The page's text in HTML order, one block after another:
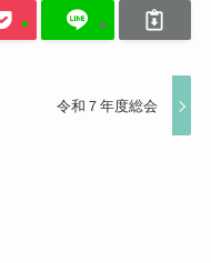
令和７年度総会